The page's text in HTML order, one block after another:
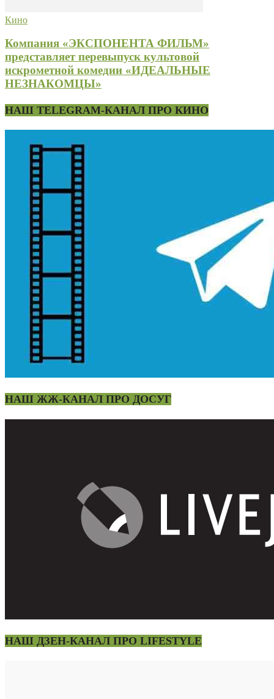
Кино
Компания «ЭКСПОНЕНТА ФИЛЬМ»
представляет перевыпуск культовой
искрометной комедии «ИДЕАЛЬНЫЕ
НЕЗНАКОМЦЫ»
НАШ TELEGRAM-КАНАЛ ПРО КИНО
НАШ ЖЖ-КАНАЛ ПРО ДОСУГ
НАШ ДЗЕН-КАНАЛ ПРО LIFESTYLE